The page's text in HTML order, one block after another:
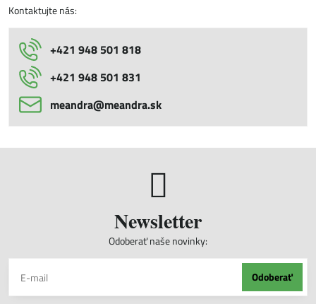
Kontaktujte nás:
+421 948 501 818
+421 948 501 831
meandra​@meandra​.sk
Newsletter
Odoberať naše novinky:
Odoberať